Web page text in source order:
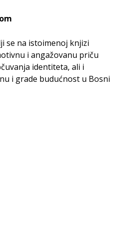
se na istoimenoj knjizi
i angažovanu priču
identiteta, ali i
i grade budućnost u Bosni